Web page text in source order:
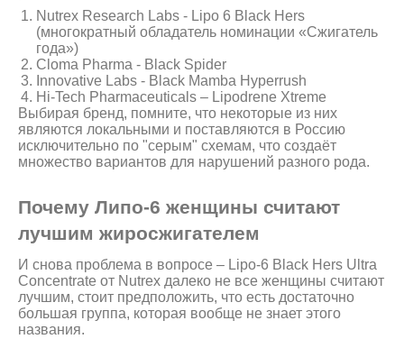
Nutrex Research Labs - Lipo 6 Black Hers
(многократный обладатель номинации «Сжигатель
года»)
Cloma Pharma - Black Spider
Innovative Labs - Black Mamba Hyperrush
Hi-Tech Pharmaceuticals – Lipodrene Xtreme
Выбирая бренд, помните, что некоторые из них
являются локальными и поставляются в Россию
исключительно по "серым" схемам, что создаёт
множество вариантов для нарушений разного рода.
Почему Липо-6 женщины считают
лучшим жиросжигателем
И снова проблема в вопросе – Lipo-6 Black Hers Ultra
Concentrate от Nutrex далеко не все женщины считают
лучшим, стоит предположить, что есть достаточно
большая группа, которая вообще не знает этого
названия.